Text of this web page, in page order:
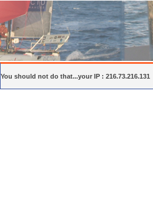
You should not do that...your IP : 216.73.216.131